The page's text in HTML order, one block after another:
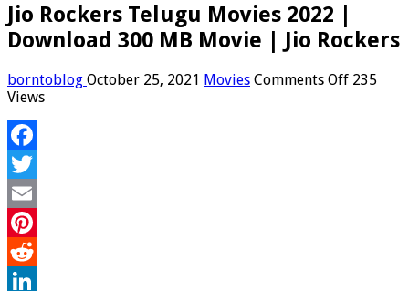
Jio Rockers Telugu Movies 2022 |
Download 300 MB Movie | Jio Rockers
borntoblog October 25, 2021 Movies Comments Offon
235
Views
Facebook
Twitter
Email
Pinterest
Reddit